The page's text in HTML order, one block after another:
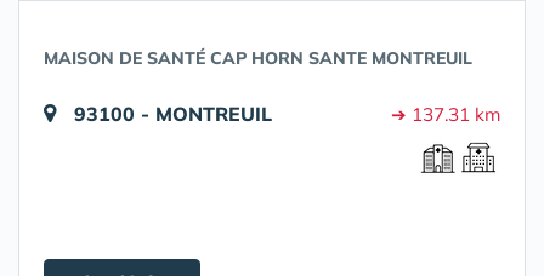
MAISON DE SANTÉ CAP HORN SANTE MONTREUIL
93100 - MONTREUIL ➔ 137.31 km